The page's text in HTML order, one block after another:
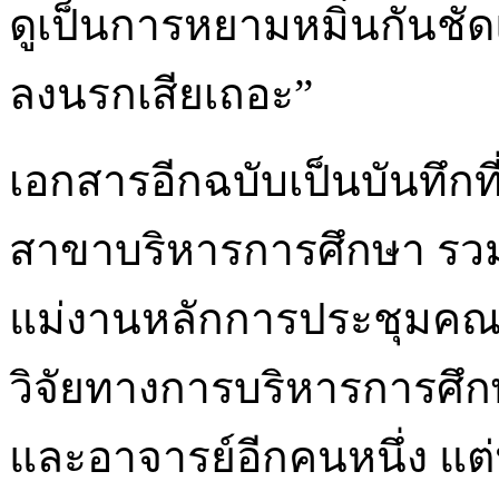
ดูเป็นการหยามหมิ่นกันชั
ลงนรกเสียเถอะ”
เอกสารอีกฉบับเป็นบันทึ
สาขาบริหารการศึกษา รว
แม่งานหลักการประชุมคณ
วิจัยทางการบริหารการ
และอาจารย์อีกคนหนึ่ง แ